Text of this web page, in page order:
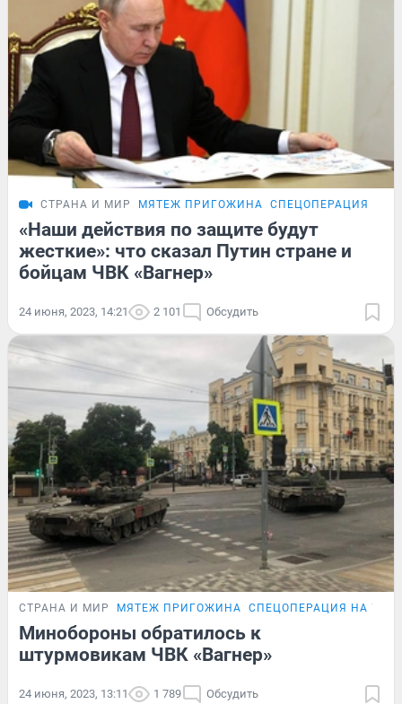
СТРАНА И МИР МЯТЕЖ ПРИГОЖИНА СПЕЦОПЕРАЦИЯ НА
«Наши действия по защите будут
жесткие»: что сказал Путин стране и
бойцам ЧВК «Вагнер»
24 июня, 2023, 14:21 2 101 Обсудить
СТРАНА И МИР МЯТЕЖ ПРИГОЖИНА СПЕЦОПЕРАЦИЯ НА
Минобороны обратилось к
штурмовикам ЧВК «Вагнер»
24 июня, 2023, 13:11 1 789 Обсудить